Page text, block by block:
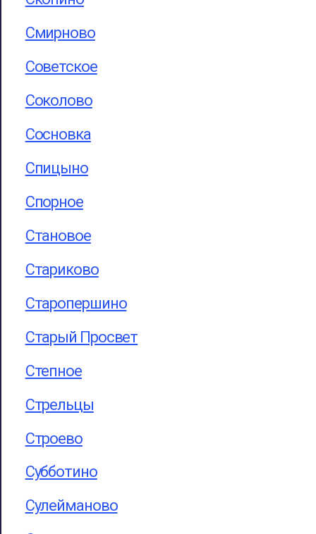
Смирново
Советское
Соколово
Сосновка
Спицыно
Спорное
Становое
Стариково
Старопершино
Старый Просвет
Степное
Стрельцы
Строево
Субботино
Сулейманово